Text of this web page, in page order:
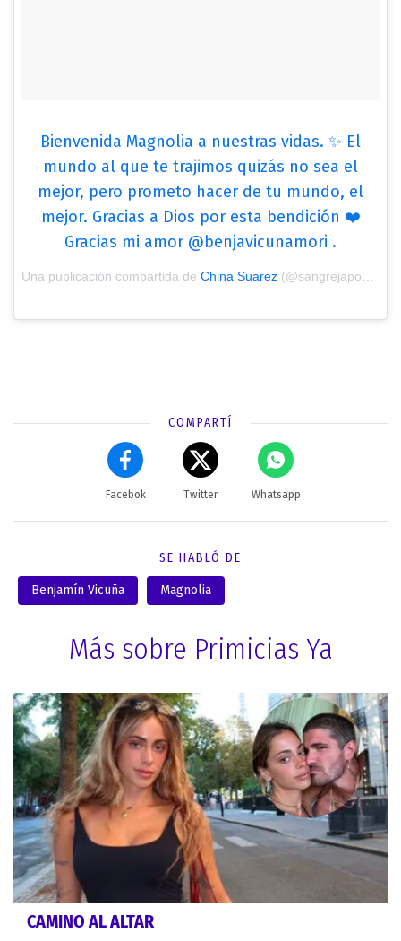
Bienvenida Magnolia a nuestras vidas. ✨ El
mundo al que te trajimos quizás no sea el
mejor, pero prometo hacer de tu mundo, el
mejor. Gracias a Dios por esta bendición ❤️
Gracias mi amor @benjavicunamori .
Una publicación compartida de China Suarez (@sangrejaponesa) el
COMPARTÍ
Facebok Twitter Whatsapp
SE HABLÓ DE
Benjamín Vicuña Magnolia
Más sobre Primicias Ya
CAMINO AL ALTAR